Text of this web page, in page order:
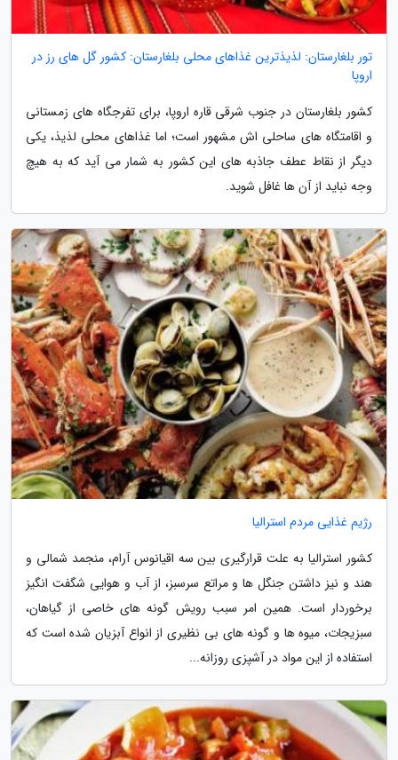
تور بلغارستان: لذیذترین غذاهای محلی بلغارستان: کشور گل های رز در
اروپا
کشور بلغارستان در جنوب شرقی قاره اروپا، برای تفرجگاه های زمستانی
و اقامتگاه های ساحلی اش مشهور است؛ اما غذاهای محلی لذیذ، یکی
دیگر از نقاط عطف جاذبه های این کشور به شمار می آید که به هیچ
وجه نباید از آن ها غافل شوید.
رژیم غذایی مردم استرالیا
کشور استرالیا به علت قرارگیری بین سه اقیانوس آرام، منجمد شمالی و
هند و نیز داشتن جنگل ها و مراتع سرسبز، از آب و هوایی شگفت انگیز
برخوردار است. همین امر سبب رویش گونه های خاصی از گیاهان،
سبزیجات، میوه ها و گونه های بی نظیری از انواع آبزیان شده است که
استفاده از این مواد در آشپزی روزانه...